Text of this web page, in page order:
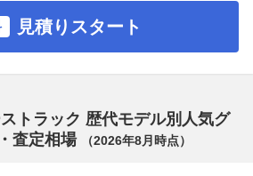
見積りスタート
トラック 歴代モデル別人気グ
査定相場
（2026年8月 時点）